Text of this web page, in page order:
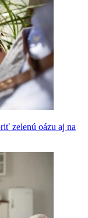
zelenú oázu aj na